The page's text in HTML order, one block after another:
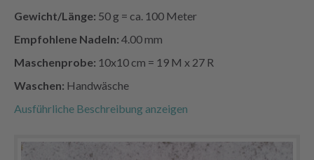
Gewicht/Länge: 50 g = ca. 100 Meter
Empfohlene Nadeln: 4.00 mm
Maschenprobe: 10x10 cm = 19 M x 27 R
Waschen: Handwäsche
Ausführliche Beschreibung anzeigen